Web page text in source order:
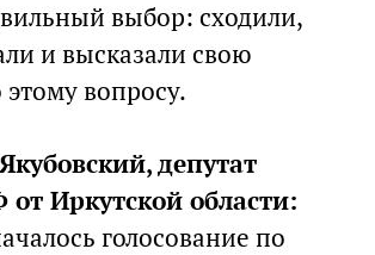
выбор: сходили,
и высказали свою
вопросу.
депутат
Иркутской области:
голосование по